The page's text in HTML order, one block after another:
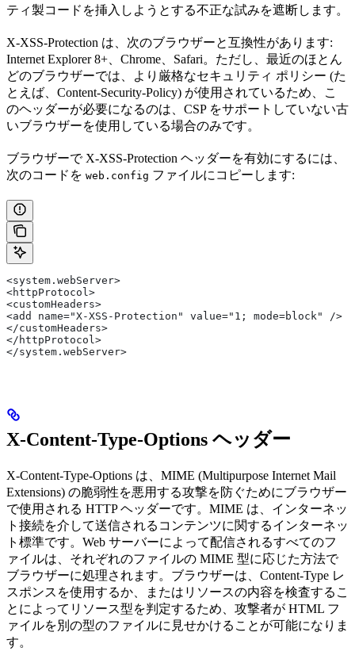
ティ製コードを挿入しようとする不正な試みを遮断します。
X-XSS-Protection は、次のブラウザーと互換性があります:
Internet Explorer 8+、Chrome、Safari。ただし、最近のほとん
どのブラウザーでは、より厳格なセキュリティ ポリシー (た
とえば、Content-Security-Policy) が使用されているため、こ
のヘッダーが必要になるのは、CSP をサポートしていない古
いブラウザーを使用している場合のみです。
ブラウザーで X-XSS-Protection ヘッダーを有効にするには、
次のコードを web.config ファイルにコピーします:
<system.webServer>
<httpProtocol>
<customHeaders>
<add name="X-XSS-Protection" value="1; mode=block" />
</customHeaders>
</httpProtocol>
</system.webServer>
X-Content-Type-Options ヘッダー
X-Content-Type-Options は、MIME (Multipurpose Internet Mail
Extensions) の脆弱性を悪用する攻撃を防ぐためにブラウザー
で使用される HTTP ヘッダーです。MIME は、インターネッ
ト接続を介して送信されるコンテンツに関するインターネッ
ト標準です。Web サーバーによって配信されるすべてのフ
ァイルは、それぞれのファイルの MIME 型に応じた方法で
ブラウザーに処理されます。ブラウザーは、Content-Type レ
スポンスを使用するか、またはリソースの内容を検査するこ
とによってリソース型を判定するため、攻撃者が HTML フ
ァイルを別の型のファイルに見せかけることが可能になりま
す。